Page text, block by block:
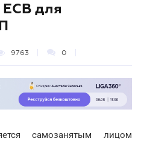
ЕСВ для
9763 0
самозанятым лицом